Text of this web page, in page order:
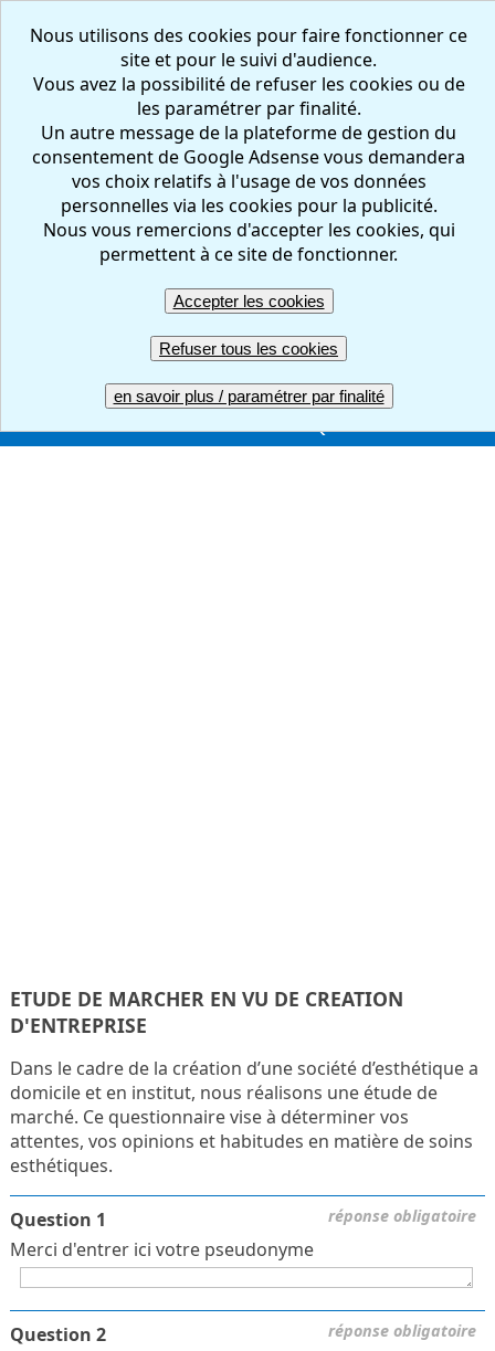
Nous utilisons des cookies pour faire fonctionner ce
site et pour le suivi d'audience.
Vous avez la possibilité de refuser les cookies ou de
les paramétrer par finalité.
Un autre message de la plateforme de gestion du
consentement de Google Adsense vous demandera
vos choix relatifs à l'usage de vos données
personnelles via les cookies pour la publicité.
Nous vous remercions d'accepter les cookies, qui
permettent à ce site de fonctionner.
Accepter les cookies
Refuser tous les cookies
en savoir plus / paramétrer par finalité
CREER REPONDRE
RESULTATS
GERER
COMPTE PRO UNE QUESTION ?
ETUDE DE MARCHER EN VU DE CREATION
D'ENTREPRISE
Dans le cadre de la création d’une société d’esthétique a
domicile et en institut, nous réalisons une étude de
marché. Ce questionnaire vise à déterminer vos
attentes, vos opinions et habitudes en matière de soins
esthétiques.
réponse obligatoire
Question 1
Merci d'entrer ici votre pseudonyme
réponse obligatoire
Question 2